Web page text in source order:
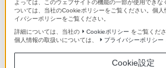
デ
よっては、このウェブサイトの機能の一部が使用できな
ついては、当社のCookieポリシーをご覧ください。個
イバシーポリシーをご覧ください。
詳細については、当社の
Cookieポリシー をご覧くださ
個人情報の取扱いについては、
プライバシーポリシー
Cookie設定